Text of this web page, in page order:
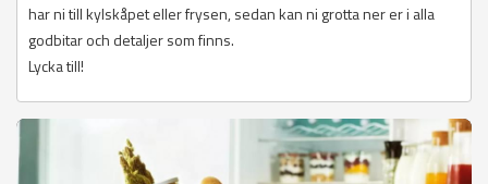
har ni till kylskåpet eller frysen, sedan kan ni grotta ner er i alla
godbitar och detaljer som finns.
Lycka till!